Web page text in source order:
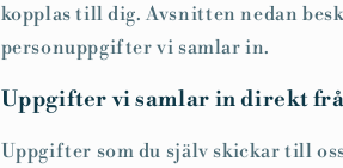
kopplas till dig. Avsnitten nedan
personuppgifter vi samlar in.
Uppgifter vi samlar in direkt
Uppgifter som du själv skickar till